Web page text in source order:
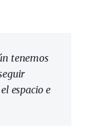
tenemos
espacio e